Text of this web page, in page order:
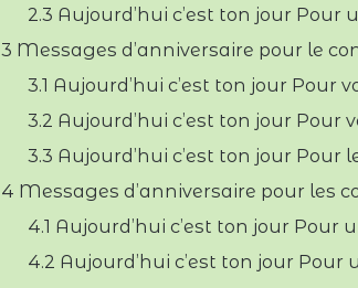
2.3 Aujourd’hui c’est ton jour Pour
3 Messages d’anniversaire pour le
3.1 Aujourd’hui c’est ton jour Pour
3.2 Aujourd’hui c’est ton jour Pour
3.3 Aujourd’hui c’est ton jour Pour
4 Messages d’anniversaire pour les
4.1 Aujourd’hui c’est ton jour Pour
4.2 Aujourd’hui c’est ton jour Pour